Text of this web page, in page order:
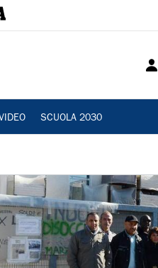
SCUOLA 2030